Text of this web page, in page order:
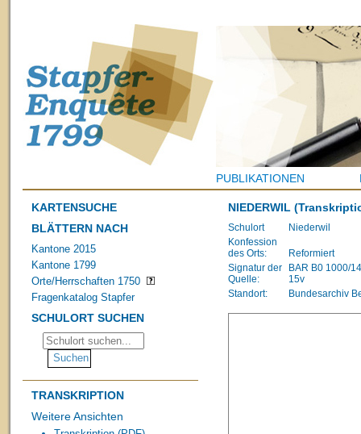
PUBLIKATIONEN
KARTENSUCHE
BLÄTTERN NACH
Kantone 2015
Kantone 1799
Orte/Herrschaften 1750
Fragenkatalog Stapfer
SCHULORT SUCHEN
TRANSKRIPTION
Weitere Ansichten
NIEDERWIL
Schulort
Niederwil
Konfession
des Orts:
Reformiert
Signatur der
Quelle:
BAR B0 1000/
15v
Standort:
Bundesarchiv